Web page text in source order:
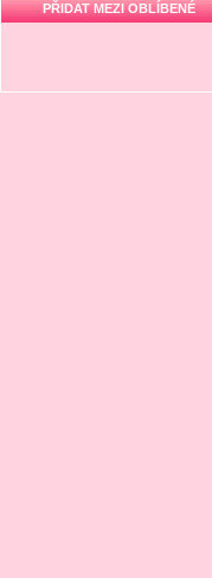
PŘIDAT MEZI OBLÍBENÉ